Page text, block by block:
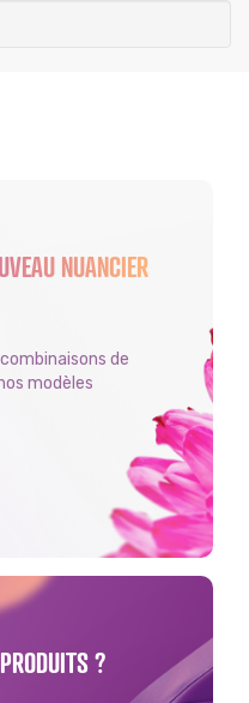
NUANCIER
de
modèles
?